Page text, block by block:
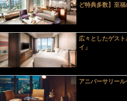
ど特典多数】至福
広々としたゲス
イ」
アニバーサリー